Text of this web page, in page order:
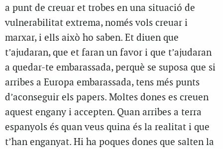
a punt de creuar et trobes en una situació de
vulnerabilitat extrema, només vols creuar i
marxar, i ells això ho saben. Et diuen que
t’ajudaran, que et faran un favor i que t’ajudaran
a quedar-te embarassada, perquè se suposa que si
arribes a Europa embarassada, tens més punts
d’aconseguir els papers. Moltes dones es creuen
aquest engany i accepten. Quan arribes a terra
espanyols és quan veus quina és la realitat i que
t’han enganyat. Hi ha poques dones que salten la